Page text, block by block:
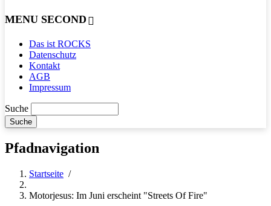
MENU SECOND
Das ist ROCKS
Datenschutz
Kontakt
AGB
Impressum
Suche
Pfadnavigation
Startseite /
Motorjesus: Im Juni erscheint "Streets Of Fire"